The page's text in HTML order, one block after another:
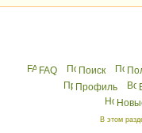
FAQ Поиск
Профиль
В этом